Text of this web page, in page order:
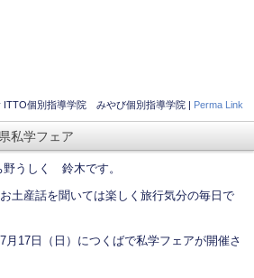
ITTO個別指導学院 みやび個別指導学院 Perma Link
私学フェア
うしく 鈴木です。
土産話を聞いては楽しく旅行気分の毎日で
月17日（日）につくばで私学フェアが開催さ